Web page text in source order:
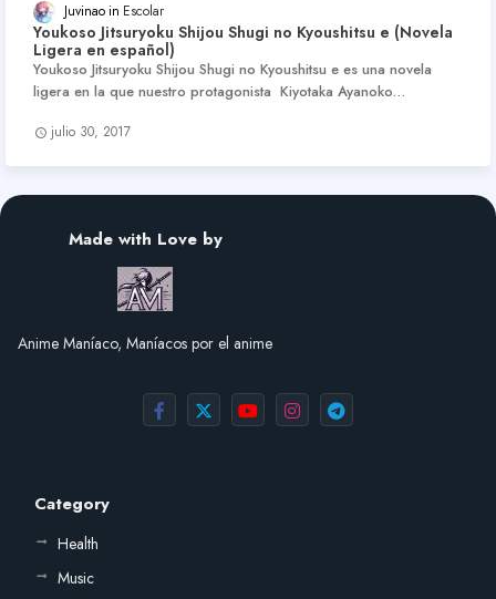
Juvinao Escolar
Youkoso Jitsuryoku Shijou Shugi no Kyoushitsu e (Novela
Ligera en español)
Youkoso Jitsuryoku Shijou Shugi no Kyoushitsu e es una novela
ligera en la que nuestro protagonista Kiyotaka Ayanoko…
julio 30, 2017
Made with Love by
Anime Maníaco, Maníacos por el anime
Category
Health
Music